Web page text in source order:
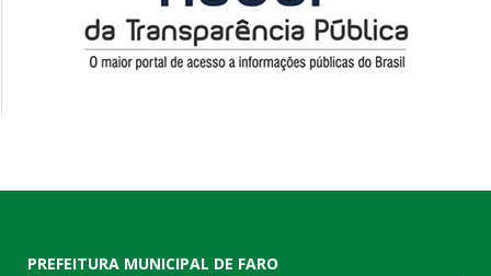
PREFEITURA MUNICIPAL DE FARO